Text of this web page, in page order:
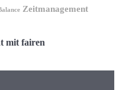
Zeitmanagement
mit fairen